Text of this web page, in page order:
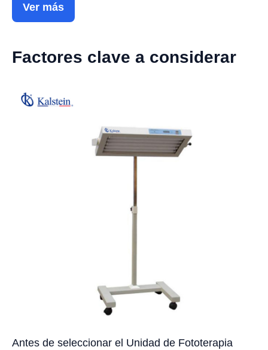
Ver más
Factores clave a considerar
Antes de seleccionar el Unidad de Fototerapia